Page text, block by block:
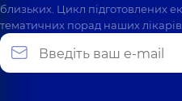
близьких. Цикл підготовлених
тематичних порад наших